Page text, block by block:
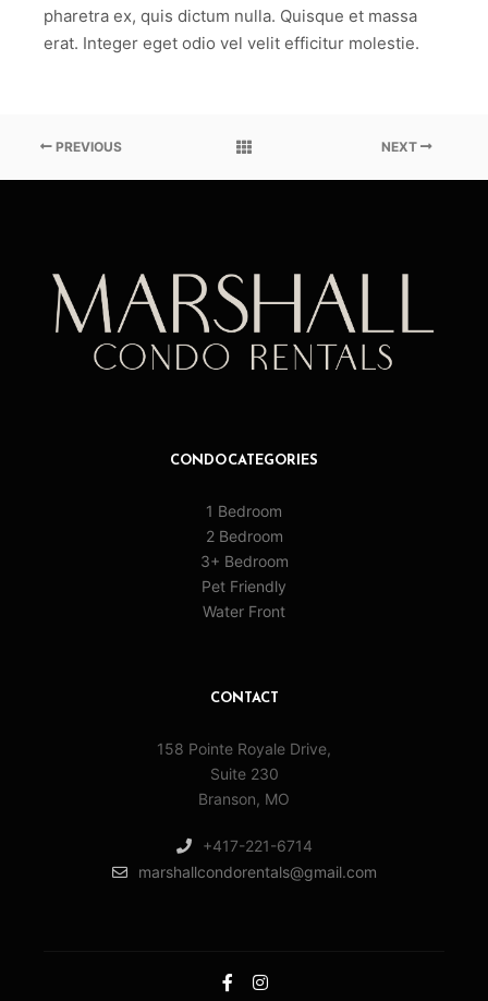
pharetra ex, quis dictum nulla. Quisque et massa
erat. Integer eget odio vel velit efficitur molestie.
PREVIOUS NEXT
CONDO CATEGORIES
1 Bedroom
2 Bedroom
3+ Bedroom
Pet Friendly
Water Front
CONTACT
158 Pointe Royale Drive,
Suite 230
Branson, MO
+417-221-6714
marshallcondorentals@gmail.com